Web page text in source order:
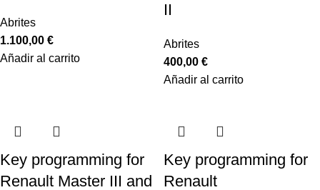
Abrites
1.100,00 €
Añadir al carrito
II
Abrites
400,00 €
Añadir al carrito
Key programming for
Renault Master III and
Key programming for
Renault